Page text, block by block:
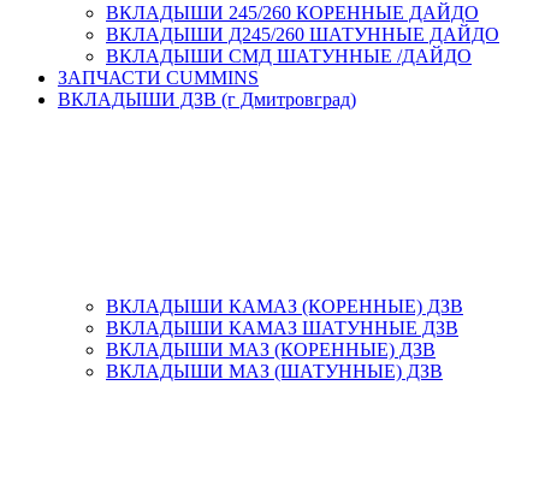
ВКЛАДЫШИ 245/260 КОРЕННЫЕ ДАЙДО
ВКЛАДЫШИ Д245/260 ШАТУННЫЕ ДАЙДО
ВКЛАДЫШИ СМД ШАТУННЫЕ /ДАЙДО
ЗАПЧАСТИ CUMMINS
ВКЛАДЫШИ ДЗВ (г Дмитровград)
ВКЛАДЫШИ КАМАЗ (КОРЕННЫЕ) ДЗВ
ВКЛАДЫШИ КАМАЗ ШАТУННЫЕ ДЗВ
ВКЛАДЫШИ МАЗ (КОРЕННЫЕ) ДЗВ
ВКЛАДЫШИ МАЗ (ШАТУННЫЕ) ДЗВ